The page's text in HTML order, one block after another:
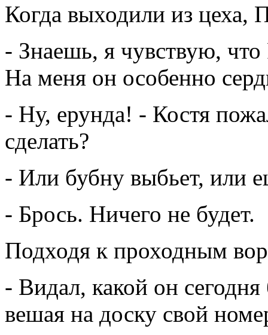
Когда выходили из цеха,
- Знаешь, я чувствую,
На меня он особенно
- Ну, ерунда! - Костя
сделать?
- Или бубну выбьет, или
- Брось. Ничего не будет.
Подходя к проходным
- Видал, какой он
вешая на доску свой